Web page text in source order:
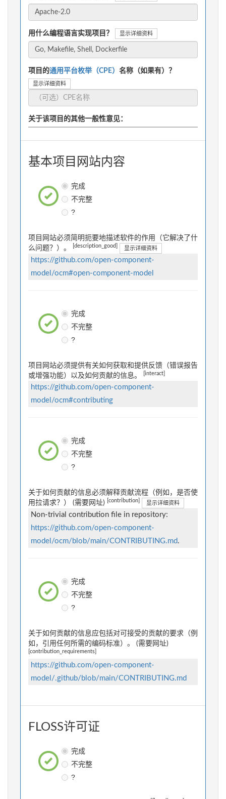
用什么编程语言实现项目？ 显示详细资料
项目的通用平台枚举（CPE） 名称（如果有）？
显示详细资料
关于该项目的其他一般性意见：
基本项目网站内容
完成
不完整
?
项目网站必须简明扼要地描述软件的作用（它解决了什
么问题？）。
[description_good] 显示详细资料
https://github.com/open-component-
model/ocm#open-component-model
完成
不完整
?
项目网站必须提供有关如何获取和提供反馈（错误报告
或增强功能）以及如何贡献的信息。
[interact]
https://github.com/open-component-
model/ocm#contributing
完成
不完整
?
关于如何贡献的信息必须解释贡献流程（例如，是否使
用拉请求？） (需要网址)
[contribution] 显示详细资料
Non-trivial contribution file in repository:
https://github.com/open-component-
model/ocm/blob/main/CONTRIBUTING.md.
完成
不完整
?
关于如何贡献的信息应包括对可接受的贡献的要求（例
如，引用任何所需的编码标准）。 (需要网址)
[contribution_requirements]
https://github.com/open-component-
model/.github/blob/main/CONTRIBUTING.md
FLOSS许可证
完成
不完整
?